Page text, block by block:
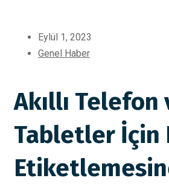
Eylül 1, 2023
Genel Haber
Akıllı Telefon
Tabletler İçin